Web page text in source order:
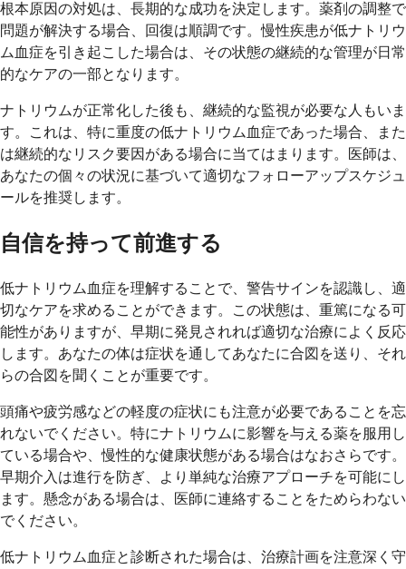
根本原因の対処は、長期的な成功を決定します。薬剤の調整で
問題が解決する場合、回復は順調です。慢性疾患が低ナトリウ
ム血症を引き起こした場合は、その状態の継続的な管理が日常
的なケアの一部となります。
ナトリウムが正常化した後も、継続的な監視が必要な人もいま
す。これは、特に重度の低ナトリウム血症であった場合、また
は継続的なリスク要因がある場合に当てはまります。医師は、
あなたの個々の状況に基づいて適切なフォローアップスケジュ
ールを推奨します。
自信を持って前進する
低ナトリウム血症を理解することで、警告サインを認識し、適
切なケアを求めることができます。この状態は、重篤になる可
能性がありますが、早期に発見されれば適切な治療によく反応
します。あなたの体は症状を通してあなたに合図を送り、それ
らの合図を聞くことが重要です。
頭痛や疲労感などの軽度の症状にも注意が必要であることを忘
れないでください。特にナトリウムに影響を与える薬を服用し
ている場合や、慢性的な健康状態がある場合はなおさらです。
早期介入は進行を防ぎ、より単純な治療アプローチを可能にし
ます。懸念がある場合は、医師に連絡することをためらわない
でください。
低ナトリウム血症と診断された場合は、治療計画を注意深く守